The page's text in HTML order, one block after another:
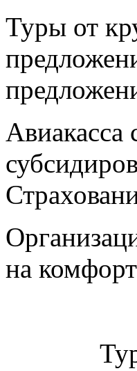
Туры от
на